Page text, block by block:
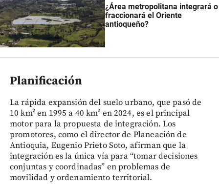
¿Área metropolitana integrará o
fraccionará el Oriente
antioqueño?
Planificación
La rápida expansión del suelo urbano, que pasó de
10 km² en 1995 a 40 km² en 2024, es el principal
motor para la propuesta de integración. Los
promotores, como el director de Planeación de
Antioquia, Eugenio Prieto Soto, afirman que la
integración es la única vía para “tomar decisiones
conjuntas y coordinadas” en problemas de
movilidad y ordenamiento territorial.